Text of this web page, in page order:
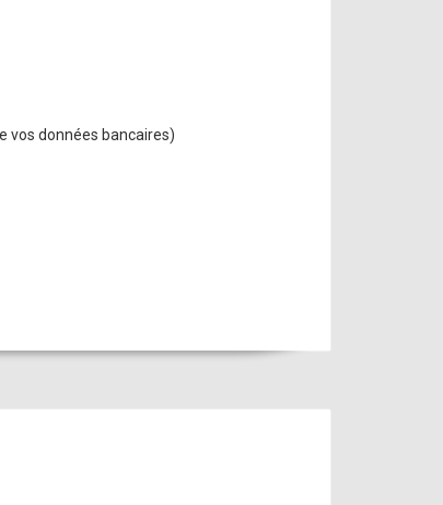
vos données bancaires)